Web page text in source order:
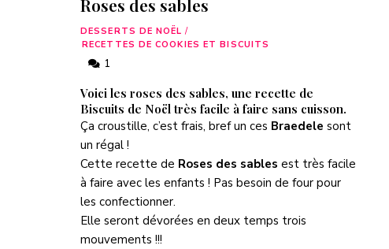
Roses des sables
DESSERTS DE NOËL /
RECETTES DE COOKIES ET BISCUITS
1
Voici les roses des sables, une recette de
Biscuits de Noël très facile à faire sans cuisson.
Ça croustille, c’est frais, bref un ces Braedele sont
un régal !
Cette recette de Roses des sables est très facile
à faire avec les enfants ! Pas besoin de four pour
les confectionner.
Elle seront dévorées en deux temps trois
mouvements !!!